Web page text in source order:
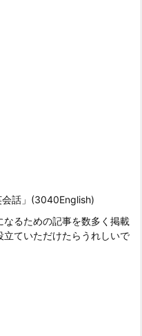
会話」(3040English)
るための記事を数多く掲載
立ていただけたらうれしいで